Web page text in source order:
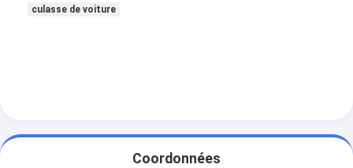
culasse de voiture
Coordonnées